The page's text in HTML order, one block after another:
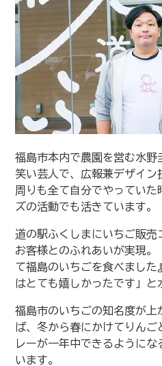
福島市本内で農園を営む水野
笑い芸人で、広報兼デザイン
周りも全て自分でやっていた
ズの活動でも活きています。
道の駅ふくしまにいちご販売
お客様とのふれあいが実現。
て福島のいちごを食べました
はとても嬉しかったです」と
福島市のいちごの知名度が上
ば、冬から春にかけてりんご
レーが一年中できるように
います。